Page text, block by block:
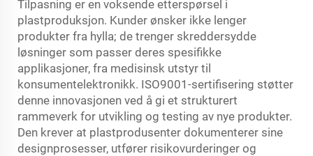
Tilpasning er en voksende etterspørsel i
plastproduksjon. Kunder ønsker ikke lenger
produkter fra hylla; de trenger skreddersydde
løsninger som passer deres spesifikke
applikasjoner, fra medisinsk utstyr til
konsumentelektronikk. ISO9001-sertifisering støtter
denne innovasjonen ved å gi et strukturert
rammeverk for utvikling og testing av nye produkter.
Den krever at plastprodusenter dokumenterer sine
designprosesser, utfører risikovurderinger og